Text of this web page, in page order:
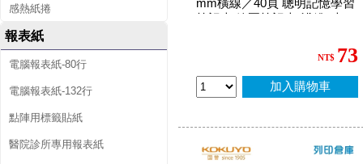
感熱紙捲
報表紙
電腦報表紙-80行
電腦報表紙-132行
點陣用標籤貼紙
醫院診所專用報表紙
mm橫線／40頁 聰明記憶學習
筆記本 線圈筆記本-淺粉1本
NT$ 73
加入購物車